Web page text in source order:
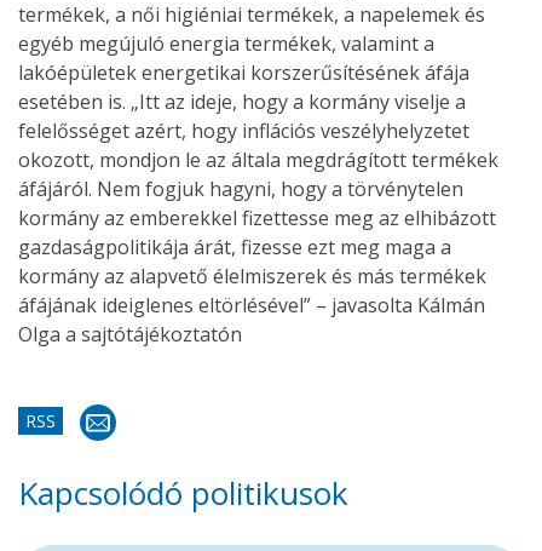
termékek, a női higiéniai termékek, a napelemek és
egyéb megújuló energia termékek, valamint a
lakóépületek energetikai korszerűsítésének áfája
esetében is. „Itt az ideje, hogy a kormány viselje a
felelősséget azért, hogy inflációs veszélyhelyzetet
okozott, mondjon le az általa megdrágított termékek
áfájáról. Nem fogjuk hagyni, hogy a törvénytelen
kormány az emberekkel fizettesse meg az elhibázott
gazdaságpolitikája árát, fizesse ezt meg maga a
kormány az alapvető élelmiszerek és más termékek
áfájának ideiglenes eltörlésével” – javasolta Kálmán
Olga a sajtótájékoztatón
RSS
Kapcsolódó politikusok